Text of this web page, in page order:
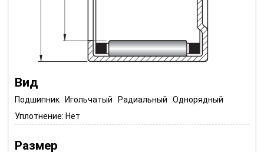
Вид
Подшипник Игольчатый Радиальный Однорядный
Уплотнение: Нет
Размер